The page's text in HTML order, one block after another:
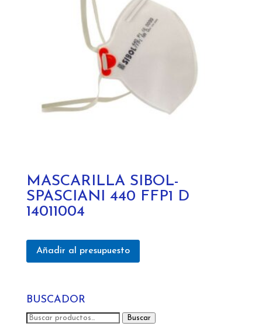
MASCARILLA SIBOL-
SPASCIANI 440 FFP1 D
14011004
Añadir al presupuesto
BUSCADOR
Buscar
Buscar